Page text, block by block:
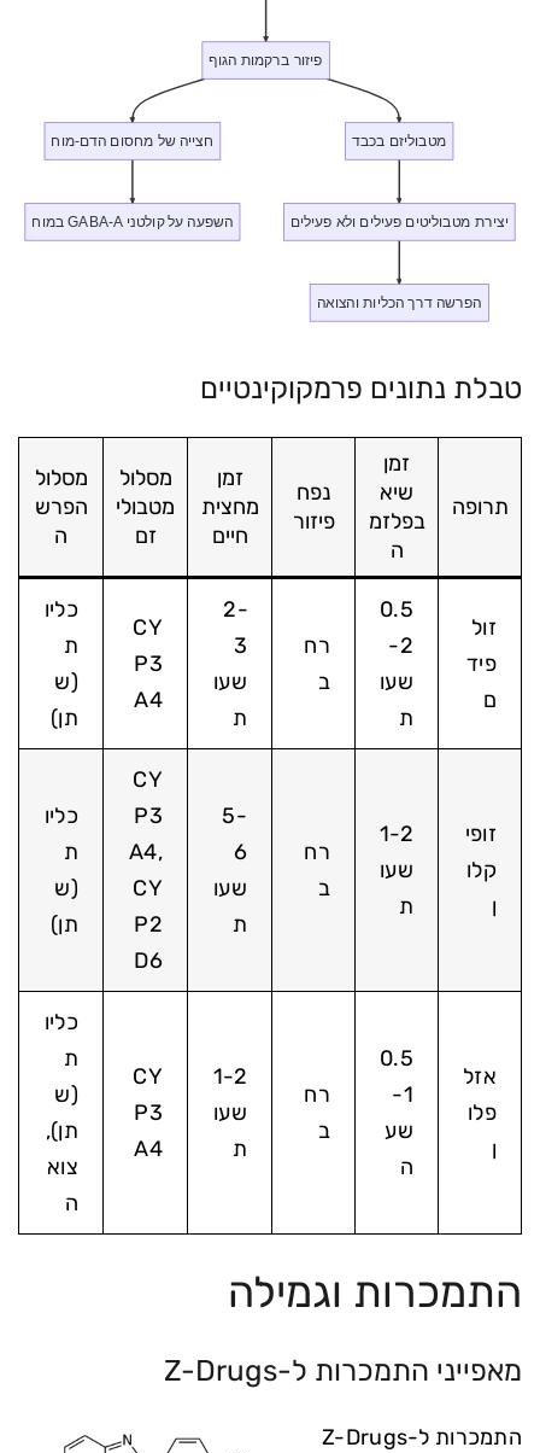
פיזור ברקמות הגוף
חצייה של מחסום הדם-מוח
השפעה על קולטני GABA-A במוח
מטבוליזם בכבד
יצירת מטבוליטים פעילים ולא פעילים
הפרשה דרך הכליות והצואה
טבלת נתונים פרמקוקינטיים
תרופה
זמן
שיא
בפלזמ
ה
נפח
פיזור
זמן
מחצית
חיים
מסלול
מטבולי
זם
מסלול
הפרש
ה
זול
פיד
ם
0.5
-2
שעו
ת
רח
ב
2-
3
שעו
ת
CY
P3
A4
כליו
ת
(ש
תן)
זופי
קלו
ן
1-2
שעו
ת
רח
ב
5-
6
שעו
ת
CY
P3
A4,
CY
P2
D6
כליו
ת
(ש
תן)
אזל
פלו
ן
0.5
-1
שע
ה
רח
ב
1-2
שעו
ת
CY
P3
A4
כליו
ת
(ש
תן),
צוא
ה
התמכרות וגמילה
מאפייני התמכרות ל-Z-Drugs
התמכרות ל-Z-Drugs